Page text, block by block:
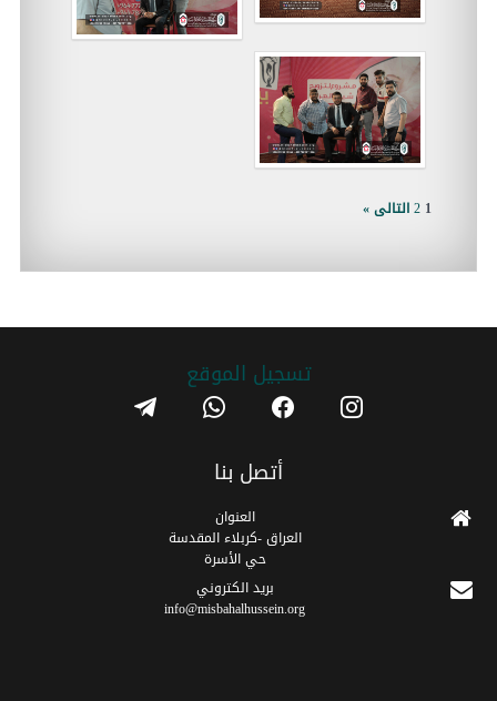
1
2التالى »
تسجیل الموقع instagram
facebook
whatsapp
telegram
أتصل بنا
العنوان
العراق -كربلاء المقدسة
حي الأسرة
برید الکتروني
info@misbahalhussein.org